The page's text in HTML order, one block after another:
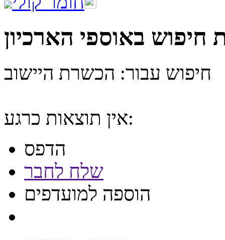
חיפוש באוספי הארכיון
חיפוש עבור: הכשרת היישוב
אין תוצאות כרגע:
הדפס
שלח לחבר
הוספה למועדפים